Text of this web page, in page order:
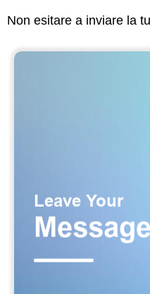
Non esitare a inviare la